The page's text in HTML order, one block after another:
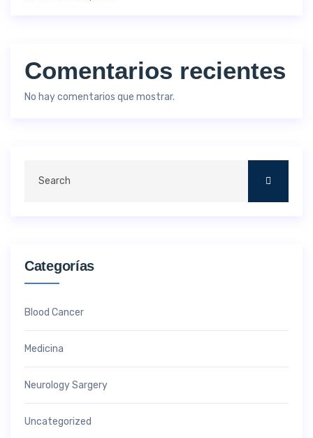
Comentarios recientes
No hay comentarios que mostrar.
Categorías
Blood Cancer
Medicina
Neurology Sargery
Uncategorized